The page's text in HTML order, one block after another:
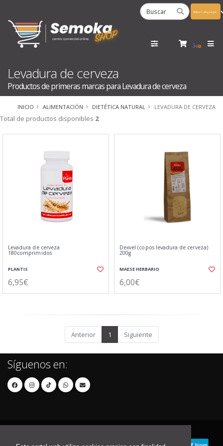
Levadura de cerveza
Productos de primeras marcas para Levadura de cerveza
INICIO ALIMENTACIÓN DIETÉTICA NATURAL LEVADURA DE CERVEZA
Total de productos disponibles 2
Levadura de cerveza
180comprimidos
PLANTIS
6,95€
Dexvel (copos levadura de cerveza)
200g
MAESE HERBARIO
6,00€
Anterior 1 Siguiente
Síguenos en: